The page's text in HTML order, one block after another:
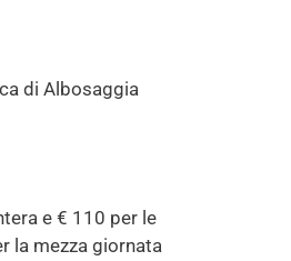
di Albosaggia
e € 110 per le
la mezza giornata